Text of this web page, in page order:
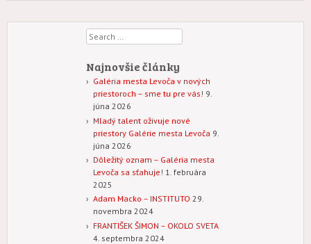
Search
Najnovšie články
Galéria mesta Levoča v nových
priestoroch – sme tu pre vás! 9.
júna 2026
Mladý talent oživuje nové
priestory Galérie mesta Levoča 9.
júna 2026
Dôležitý oznam – Galéria mesta
Levoča sa sťahuje! 1. februára
2025
Adam Macko – INSTITUTO 29.
novembra 2024
FRANTIŠEK ŠIMON – OKOLO SVETA
4. septembra 2024